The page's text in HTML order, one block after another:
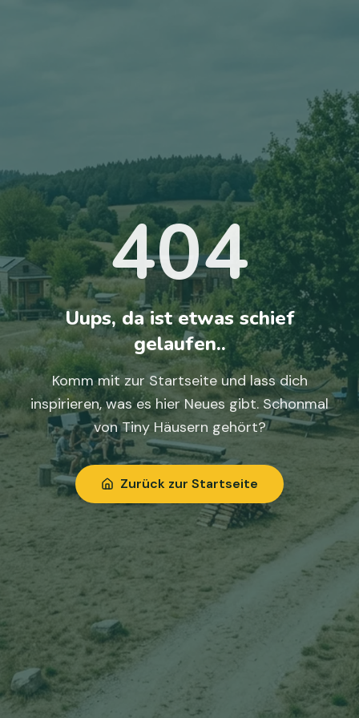
404
Uups, da ist etwas schief
gelaufen..
Komm mit zur Startseite und lass dich
inspirieren, was es hier Neues gibt. Schonmal
von Tiny Häusern gehört?
Zurück zur Startseite